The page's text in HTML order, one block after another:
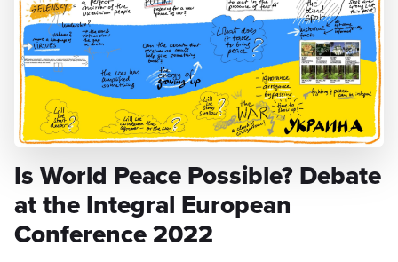
Is World Peace Possible? Debate
at the Integral European
Conference 2022